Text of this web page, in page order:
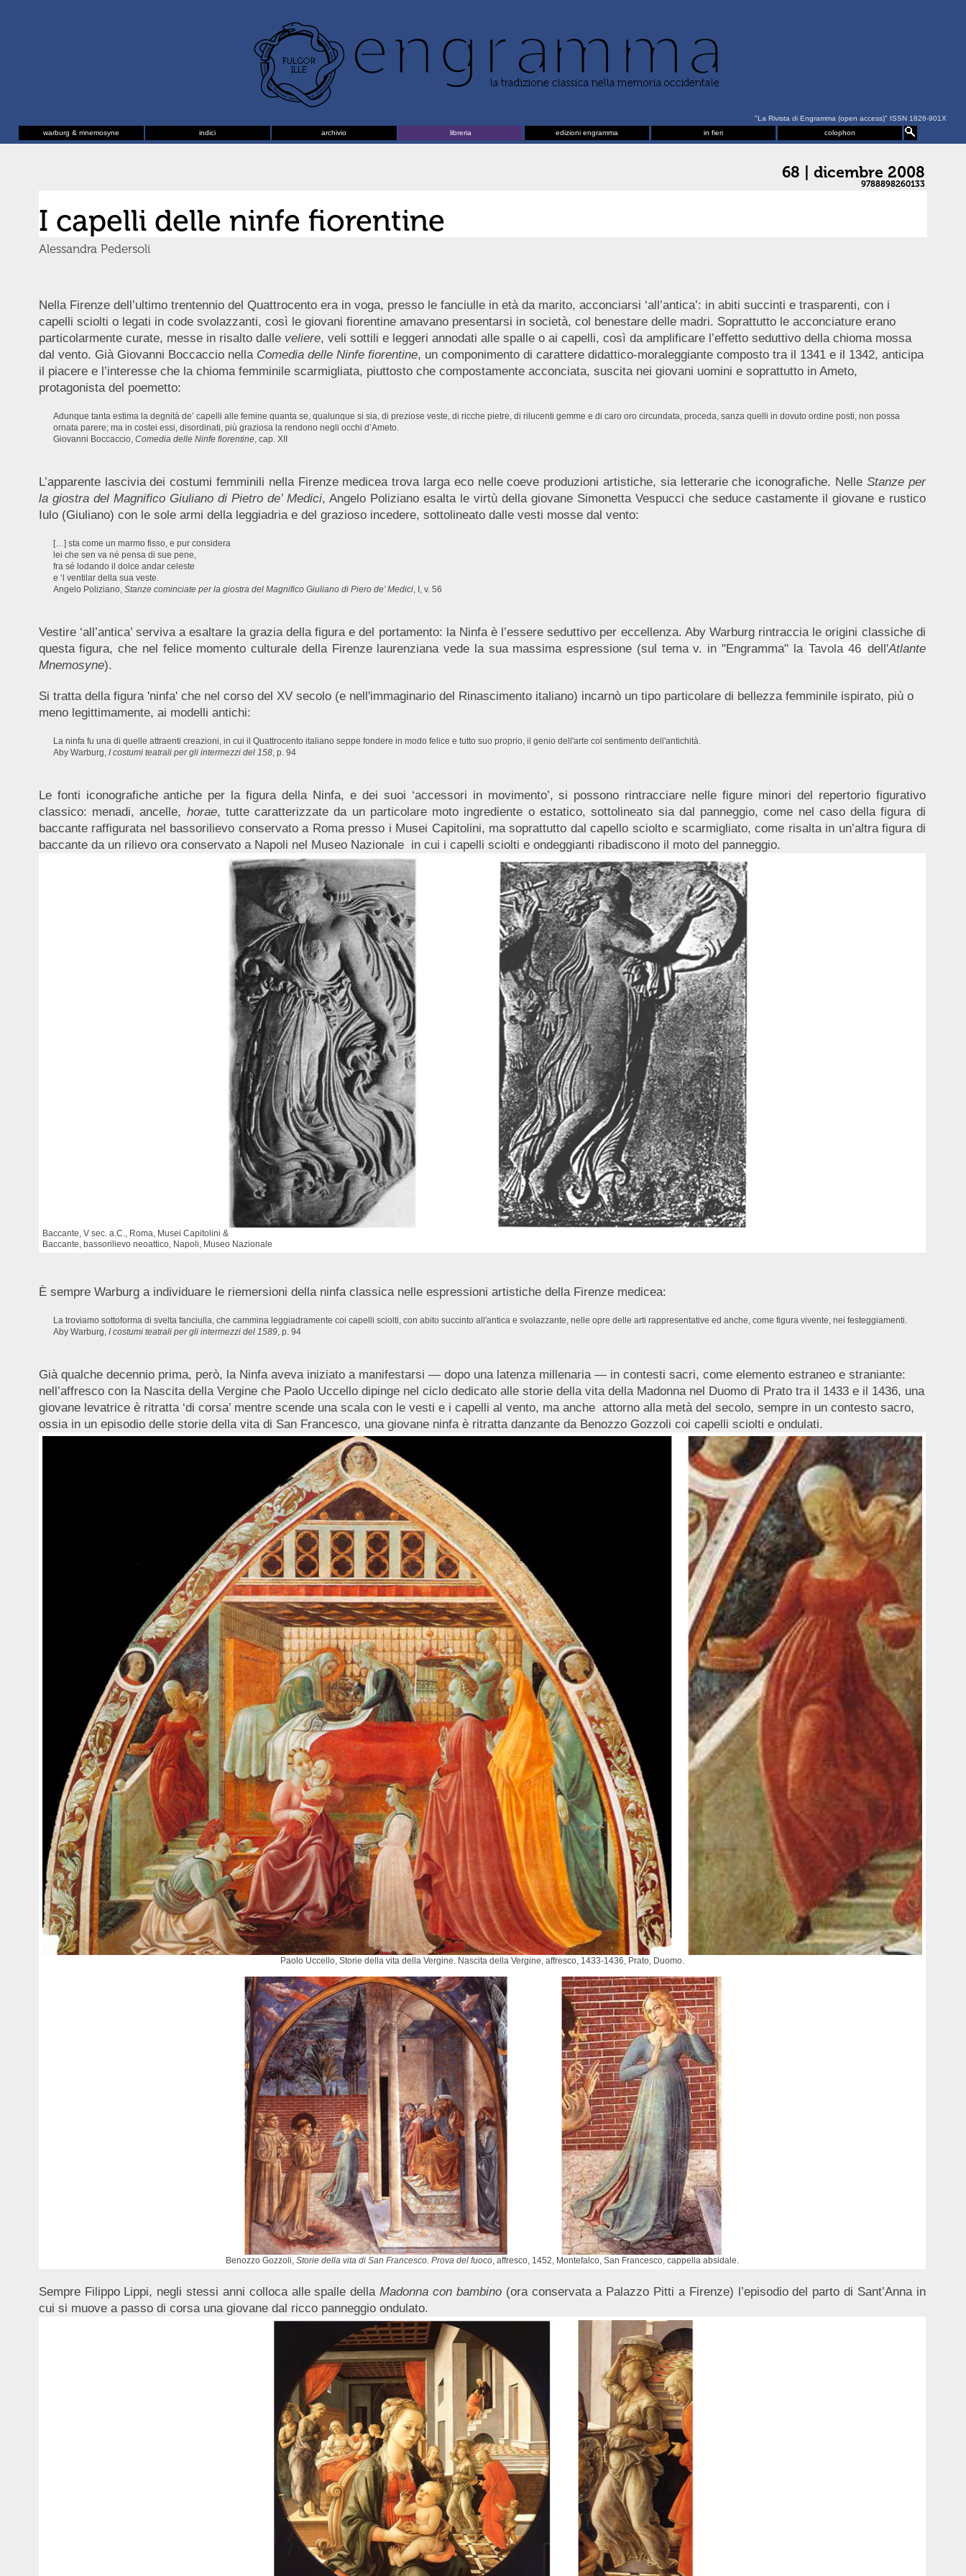
"La Rivista di Engramma (open access)" ISSN 1826-901X
warburg & mnemosyne
indici archivio libreria edizioni engramma in fieri colophon
68 | dicembre 2008
9788898260133
I capelli delle ninfe fiorentine
Alessandra Pedersoli
Nella Firenze dell’ultimo trentennio del Quattrocento era in voga, presso le fanciulle in età da marito, acconciarsi ‘all’antica’: in abiti succinti e trasparenti, con i
capelli sciolti o legati in code svolazzanti, così le giovani fiorentine amavano presentarsi in società, col benestare delle madri. Soprattutto le acconciature erano
particolarmente curate, messe in risalto dalle veliere, veli sottili e leggeri annodati alle spalle o ai capelli, così da amplificare l’effetto seduttivo della chioma mossa
dal vento. Già Giovanni Boccaccio nella Comedia delle Ninfe fiorentine, un componimento di carattere didattico-moraleggiante composto tra il 1341 e il 1342, anticipa
il piacere e l’interesse che la chioma femminile scarmigliata, piuttosto che compostamente acconciata, suscita nei giovani uomini e soprattutto in Ameto,
protagonista del poemetto:
Adunque tanta estima la degnità de’ capelli alle femine quanta se, qualunque si sia, di preziose veste, di ricche pietre, di rilucenti gemme e di caro oro circundata, proceda, sanza quelli in dovuto ordine posti, non possa
ornata parere; ma in costei essi, disordinati, più graziosa la rendono negli occhi d’Ameto.
Giovanni Boccaccio, Comedia delle Ninfe fiorentine, cap. XII
L’apparente lascivia dei costumi femminili nella Firenze medicea trova larga eco nelle coeve produzioni artistiche, sia letterarie che iconografiche. Nelle Stanze per
la giostra del Magnifico Giuliano di Pietro de’ Medici, Angelo Poliziano esalta le virtù della giovane Simonetta Vespucci che seduce castamente il giovane e rustico
Iulo (Giuliano) con le sole armi della leggiadria e del grazioso incedere, sottolineato dalle vesti mosse dal vento:
[…] sta come un marmo fisso, e pur considera
lei che sen va né pensa di sue pene,
fra sé lodando il dolce andar celeste
e ‘l ventilar della sua veste.
Angelo Poliziano, Stanze cominciate per la giostra del Magnifico Giuliano di Piero de’ Medici, I, v. 56
Vestire ‘all’antica’ serviva a esaltare la grazia della figura e del portamento: la Ninfa è l’essere seduttivo per eccellenza. Aby Warburg rintraccia le origini classiche di
questa figura, che nel felice momento culturale della Firenze laurenziana vede la sua massima espressione (sul tema v. in "Engramma" la Tavola 46 dell'Atlante
Mnemosyne).
Si tratta della figura 'ninfa' che nel corso del XV secolo (e nell'immaginario del Rinascimento italiano) incarnò un tipo particolare di bellezza femminile ispirato, più o
meno legittimamente, ai modelli antichi:
La ninfa fu una di quelle attraenti creazioni, in cui il Quattrocento italiano seppe fondere in modo felice e tutto suo proprio, il genio dell'arte col sentimento dell'antichità.
Aby Warburg, I costumi teatrali per gli intermezzi del 158, p. 94
Le fonti iconografiche antiche per la figura della Ninfa, e dei suoi ‘accessori in movimento’, si possono rintracciare nelle figure minori del repertorio figurativo
classico: menadi, ancelle, horae, tutte caratterizzate da un particolare moto ingrediente o estatico, sottolineato sia dal panneggio, come nel caso della figura di
baccante raffigurata nel bassorilievo conservato a Roma presso i Musei Capitolini, ma soprattutto dal capello sciolto e scarmigliato, come risalta in un’altra figura di
baccante da un rilievo ora conservato a Napoli nel Museo Nazionale in cui i capelli sciolti e ondeggianti ribadiscono il moto del panneggio.
Baccante, V sec. a.C., Roma, Musei Capitolini &
Baccante, bassorilievo neoattico, Napoli, Museo Nazionale
È sempre Warburg a individuare le riemersioni della ninfa classica nelle espressioni artistiche della Firenze medicea:
La troviamo sottoforma di svelta fanciulla, che cammina leggiadramente coi capelli sciolti, con abito succinto all'antica e svolazzante, nelle opre delle arti rappresentative ed anche, come figura vivente, nei festeggiamenti.
Aby Warburg, I costumi teatrali per gli intermezzi del 1589, p. 94
Già qualche decennio prima, però, la Ninfa aveva iniziato a manifestarsi — dopo una latenza millenaria — in contesti sacri, come elemento estraneo e straniante:
nell’affresco con la Nascita della Vergine che Paolo Uccello dipinge nel ciclo dedicato alle storie della vita della Madonna nel Duomo di Prato tra il 1433 e il 1436, una
giovane levatrice è ritratta ‘di corsa’ mentre scende una scala con le vesti e i capelli al vento, ma anche attorno alla metà del secolo, sempre in un contesto sacro,
ossia in un episodio delle storie della vita di San Francesco, una giovane ninfa è ritratta danzante da Benozzo Gozzoli coi capelli sciolti e ondulati.
Paolo Uccello, Storie della vita della Vergine. Nascita della Vergine, affresco, 1433-1436, Prato, Duomo.
Benozzo Gozzoli, Storie della vita di San Francesco. Prova del fuoco, affresco, 1452, Montefalco, San Francesco, cappella absidale.
Sempre Filippo Lippi, negli stessi anni colloca alle spalle dellaMadonna con bambino(ora conservata a Palazzo Pitti a Firenze) l’episodio del parto di Sant’Anna in
cui si muove a passo di corsa una giovane dal ricco panneggio ondulato.